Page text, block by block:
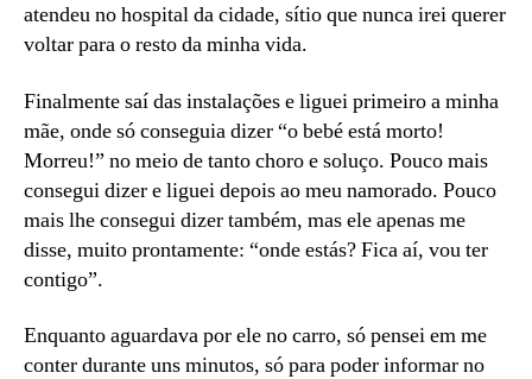
atendeu no hospital da cidade, sítio que nunca irei querer
voltar para o resto da minha vida.
Finalmente saí das instalações e liguei primeiro a minha
mãe, onde só conseguia dizer “o bebé está morto!
Morreu!” no meio de tanto choro e soluço. Pouco mais
consegui dizer e liguei depois ao meu namorado. Pouco
mais lhe consegui dizer também, mas ele apenas me
disse, muito prontamente: “onde estás? Fica aí, vou ter
contigo”.
Enquanto aguardava por ele no carro, só pensei em me
conter durante uns minutos, só para poder informar no